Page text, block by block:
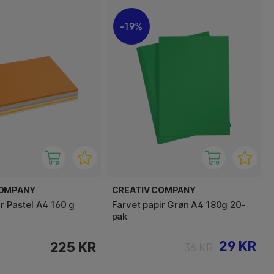
Pastel A4 160 g
225 KR
19%
CREATIV COMPANY
Farvet papir Grøn A4 180g 20-
pak
29 KR